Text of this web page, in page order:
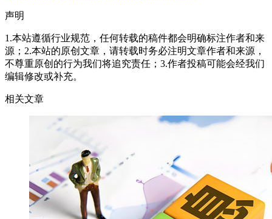
声明
1.本站遵循行业规范，任何转载的稿件都会明确标注作者和来
源；2.本站的原创文章，请转载时务必注明文章作者和来源，
不尊重原创的行为我们将追究责任；3.作者投稿可能会经我们
编辑修改或补充。
相关文章